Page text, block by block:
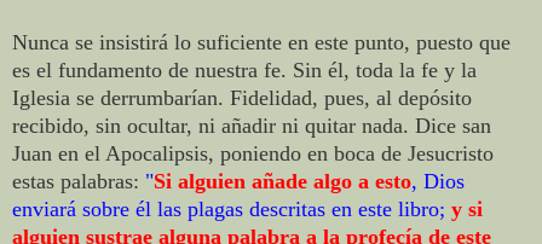
Nunca se insistirá lo suficiente en este punto, puesto que
es el fundamento de nuestra fe. Sin él, toda la fe y la
Iglesia se derrumbarían. Fidelidad, pues, al depósito
recibido, sin ocultar, ni añadir ni quitar nada. Dice san
Juan en el Apocalipsis, poniendo en boca de Jesucristo
estas palabras: "Si alguien añade algo a esto, Dios
enviará sobre él las plagas descritas en este libro; y si
alguien sustrae alguna palabra a la profecía de este